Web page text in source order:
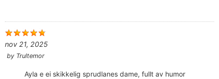
nov 21, 2025
by Trultemor
Ayla e ei skikkelig sprudlanes dame, fullt av humor